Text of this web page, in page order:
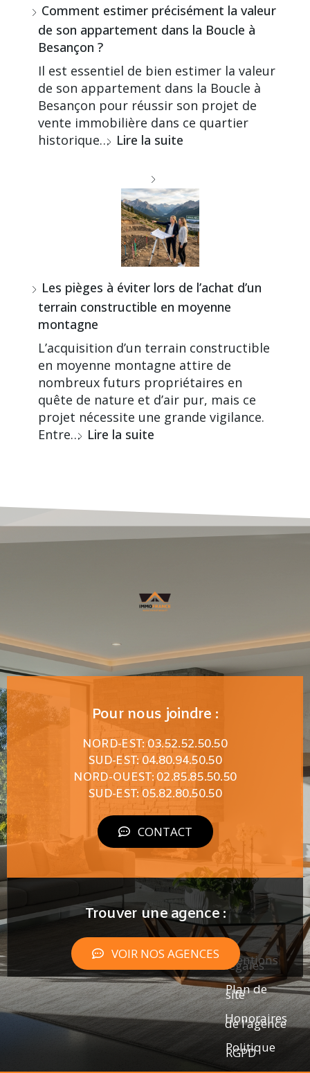
Comment estimer précisément la valeur
de son appartement dans la Boucle à
Besançon ?
Il est essentiel de bien estimer la valeur
de son appartement dans la Boucle à
Besançon pour réussir son projet de
vente immobilière dans ce quartier
historique… Lire la suite
Les pièges à éviter lors de l’achat d’un
terrain constructible en moyenne
montagne
L’acquisition d’un terrain constructible
en moyenne montagne attire de
nombreux futurs propriétaires en
quête de nature et d’air pur, mais ce
projet nécessite une grande vigilance.
Entre… Lire la suite
Pour nous joindre :
NORD-EST: 03.52.52.50.50
SUD-EST: 04.80.94.50.50
NORD-OUEST: 02.85.85.50.50
SUD-EST: 05.82.80.50.50
CONTACT
Trouver une agence :
VOIR NOS AGENCES Mentions
légales
Plan de
site
Honoraires
de l’agence
Politique
RGPD